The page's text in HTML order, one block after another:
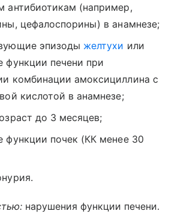
антибиотикам (например,
цефалоспорины) в анамнезе;
эпизоды желтухи или
функции печени при
комбинации амоксициллина с
кислотой в анамнезе;
до 3 месяцев;
функции почек (КК менее 30
нарушения функции печени.